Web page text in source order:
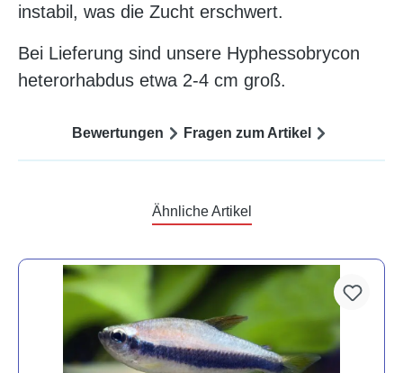
instabil, was die Zucht erschwert.
Bei Lieferung sind unsere Hyphessobrycon
heterorhabdus etwa 2-4 cm groß.
Bewertungen Fragen zum Artikel
Ähnliche Artikel